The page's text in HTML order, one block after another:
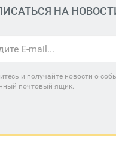
НА
и получайте новости о
почтовый ящик.